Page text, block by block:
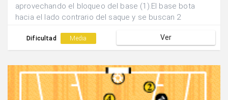
aprovechando el bloqueo del base (1).El base bota
hacia el lado contrario del saque y se buscan 2
sale y aprovecha el doble bloqueo de (4) y (5). b)pase
interior a (3) a la salida del bloqueo de (2).
Dificultad Media Ver